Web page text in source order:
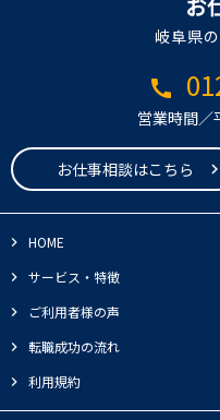
岐阜県
call
営業時間／
お仕事相談はこちら
HOME
サービス・特徴
ご利用者様の声
転職成功の流れ
利用規約